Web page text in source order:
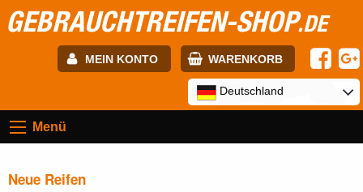
GEBRAUCHTREIFEN-SHOP.DE
MEIN KONTO WARENKORB
Passwort:
Deutschland
Menü
Neue Reifen